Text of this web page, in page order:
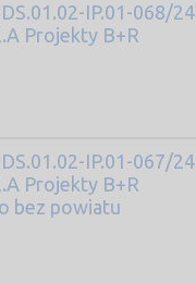
IP.01-068/24
Projekty B+R
IP.01-067/24
Projekty B+R
bez powiatu